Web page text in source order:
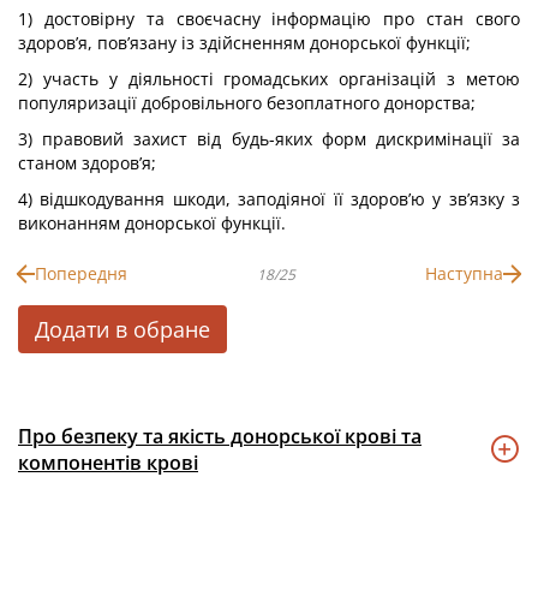
1) достовірну та своєчасну інформацію про стан свого
здоров’я, пов’язану із здійсненням донорської функції;
2) участь у діяльності громадських організацій з метою
популяризації добровільного безоплатного донорства;
3) правовий захист від будь-яких форм дискримінації за
станом здоров’я;
4) відшкодування шкоди, заподіяної її здоров’ю у зв’язку з
виконанням донорської функції.
Попередня 18/25 Наступна
Додати в обране
Про безпеку та якість донорської крові та
компонентів крові